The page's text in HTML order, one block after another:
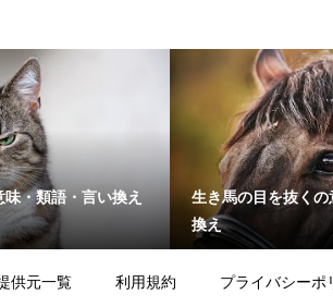
・類語・言い換え
生き馬の目を抜く
換え
供元一覧 利用規約 プライバシーポ